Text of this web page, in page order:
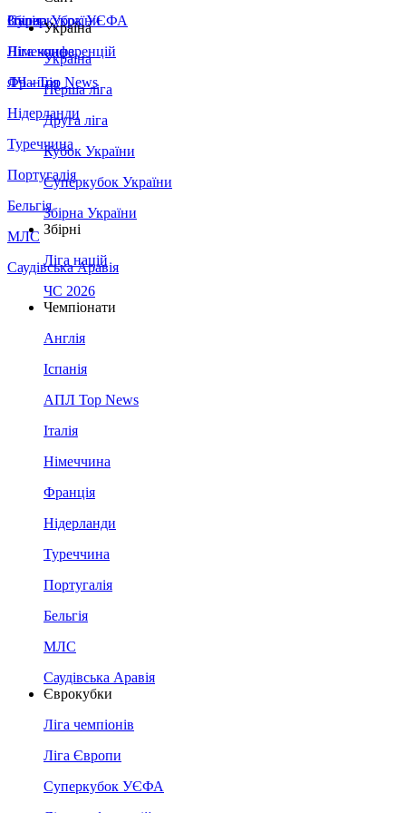
Збірна України
Італія
Німеччина
Франція
Нідерланди
Туреччина
Португалія
Бельгія
МЛС
Саудівська Аравія
Суперкубок УЄФА
Ліга конференцій
ЛЧ - Top News
Україна
Україна
Перша ліга
Друга ліга
Кубок України
Суперкубок України
Збірна України
Збірні
Ліга націй
ЧС 2026
Чемпіонати
Англія
Іспанія
АПЛ Top News
Італія
Німеччина
Франція
Нідерланди
Туреччина
Португалія
Бельгія
МЛС
Саудівська Аравія
Єврокубки
Ліга чемпіонів
Ліга Європи
Суперкубок УЄФА